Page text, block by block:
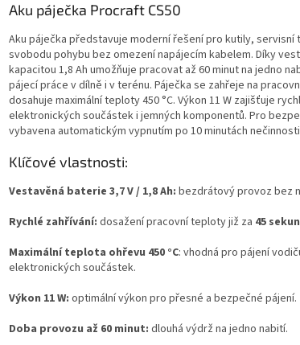
Aku páječka Procraft CS50
Aku páječka představuje moderní řešení pro kutily, servisní
svobodu pohybu bez omezení napájecím kabelem. Díky
kapacitou 1,8 Ah umožňuje pracovat až 60 minut na jedno
pájecí práce v dílně i v terénu. Páječka se zahřeje na
dosahuje maximální teploty 450 °C. Výkon 11 W zajišťuje
elektronických součástek i jemných komponentů. Pro
vybavena automatickým vypnutím po 10 minutách
Klíčové vlastnosti:
Vestavěná baterie 3,7 V / 1,8 Ah: bezdrátový provoz bez
Rychlé zahřívání: dosažení pracovní teploty již za 45
Maximální teplota ohřevu 450 °C: vhodná pro pájení
elektronických součástek.
Výkon 11 W: optimální výkon pro přesné a bezpečné pájení.
Doba provozu až 60 minut: dlouhá výdrž na jedno nabití.